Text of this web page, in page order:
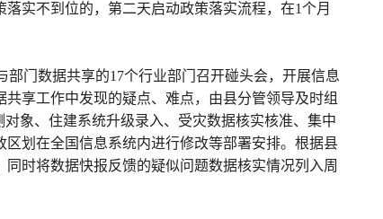
实不到位的，第二天启动政策落实流程，在1个月
门数据共享的17个行业部门召开碰头会，开展信息
享工作中发现的疑点、难点，由县分管领导及时组
象、住建系统升级录入、受灾数据核实核准、集中
划在全国信息系统内进行修改等部署安排。根据县
时将数据快报反馈的疑似问题数据核实情况列入周